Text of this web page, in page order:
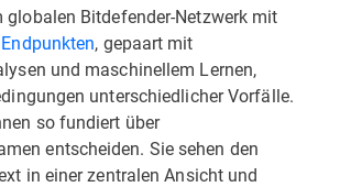
globalen Bitdefender-Netzwerk mit
, gepaart mit
und maschinellem Lernen,
unterschiedlicher Vorfälle.
so fundiert über
entscheiden. Sie sehen den
in einer zentralen Ansicht und